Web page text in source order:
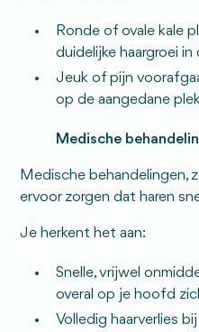
Ronde of ovale kale
duidelijke haargroei
Jeuk of pijn
op de aangedane
Medische
Medische behandelingen,
ervoor zorgen dat haren
Je herkent het aan:
Snelle, vrijwel
overal op je hoofd
Volledig haarverlies